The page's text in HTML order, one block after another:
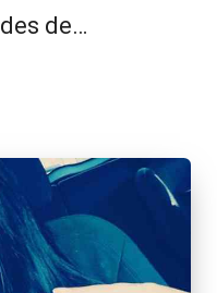
de…